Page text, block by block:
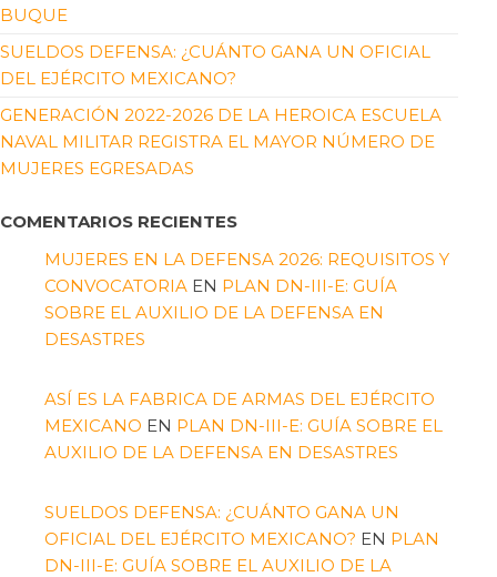
BUQUE
SUELDOS DEFENSA: ¿CUÁNTO GANA UN OFICIAL
DEL EJÉRCITO MEXICANO?
GENERACIÓN 2022-2026 DE LA HEROICA ESCUELA
NAVAL MILITAR REGISTRA EL MAYOR NÚMERO DE
MUJERES EGRESADAS
COMENTARIOS RECIENTES
MUJERES EN LA DEFENSA 2026: REQUISITOS Y
CONVOCATORIA EN PLAN DN-III-E: GUÍA
SOBRE EL AUXILIO DE LA DEFENSA EN
DESASTRES
ASÍ ES LA FABRICA DE ARMAS DEL EJÉRCITO
MEXICANO EN PLAN DN-III-E: GUÍA SOBRE EL
AUXILIO DE LA DEFENSA EN DESASTRES
SUELDOS DEFENSA: ¿CUÁNTO GANA UN
OFICIAL DEL EJÉRCITO MEXICANO? EN PLAN
DN-III-E: GUÍA SOBRE EL AUXILIO DE LA